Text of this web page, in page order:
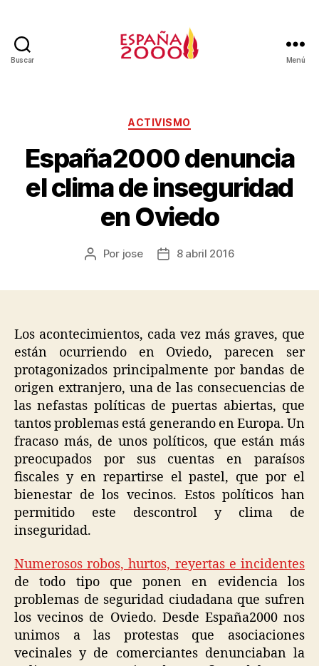
Buscar Menú
ACTIVISMO
España2000 denuncia
el clima de inseguridad
en Oviedo
Por jose 8 abril 2016
Los acontecimientos, cada vez más graves, que
están ocurriendo en Oviedo, parecen ser
protagonizados principalmente por bandas de
origen extranjero, una de las consecuencias de
las nefastas políticas de puertas abiertas, que
tantos problemas está generando en Europa. Un
fracaso más, de unos políticos, que están más
preocupados por sus cuentas en paraísos
fiscales y en repartirse el pastel, que por el
bienestar de los vecinos. Estos políticos han
permitido este descontrol y clima de
inseguridad.
Numerosos robos, hurtos, reyertas e incidentes
de todo tipo que ponen en evidencia los
problemas de seguridad ciudadana que sufren
los vecinos de Oviedo. Desde España2000 nos
unimos a las protestas que asociaciones
vecinales y de comerciantes denunciaban la